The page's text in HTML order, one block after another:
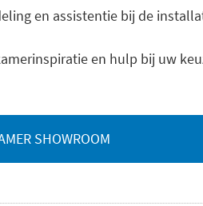
en assistentie bij de
en hulp bij uw
SHOWROOM